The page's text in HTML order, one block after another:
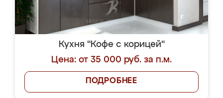
Кухня "Кофе с корицей"
Цена: от 35 000 руб. за п.м.
ПОДРОБНЕЕ